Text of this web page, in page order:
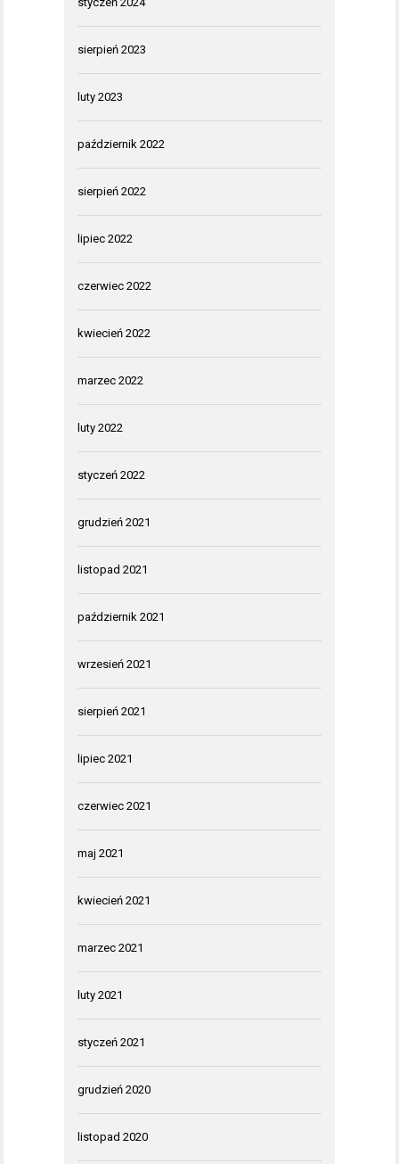
sierpień 2023
luty 2023
październik 2022
sierpień 2022
lipiec 2022
czerwiec 2022
kwiecień 2022
marzec 2022
luty 2022
styczeń 2022
grudzień 2021
listopad 2021
październik 2021
wrzesień 2021
sierpień 2021
lipiec 2021
czerwiec 2021
maj 2021
kwiecień 2021
marzec 2021
luty 2021
styczeń 2021
grudzień 2020
listopad 2020